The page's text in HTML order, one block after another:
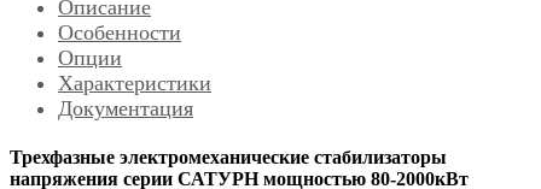
Описание
Особенности
Опции
Характеристики
Документация
Трехфазные электромеханические стабилизаторы
напряжения серии САТУРН мощностью 80-2000кВт